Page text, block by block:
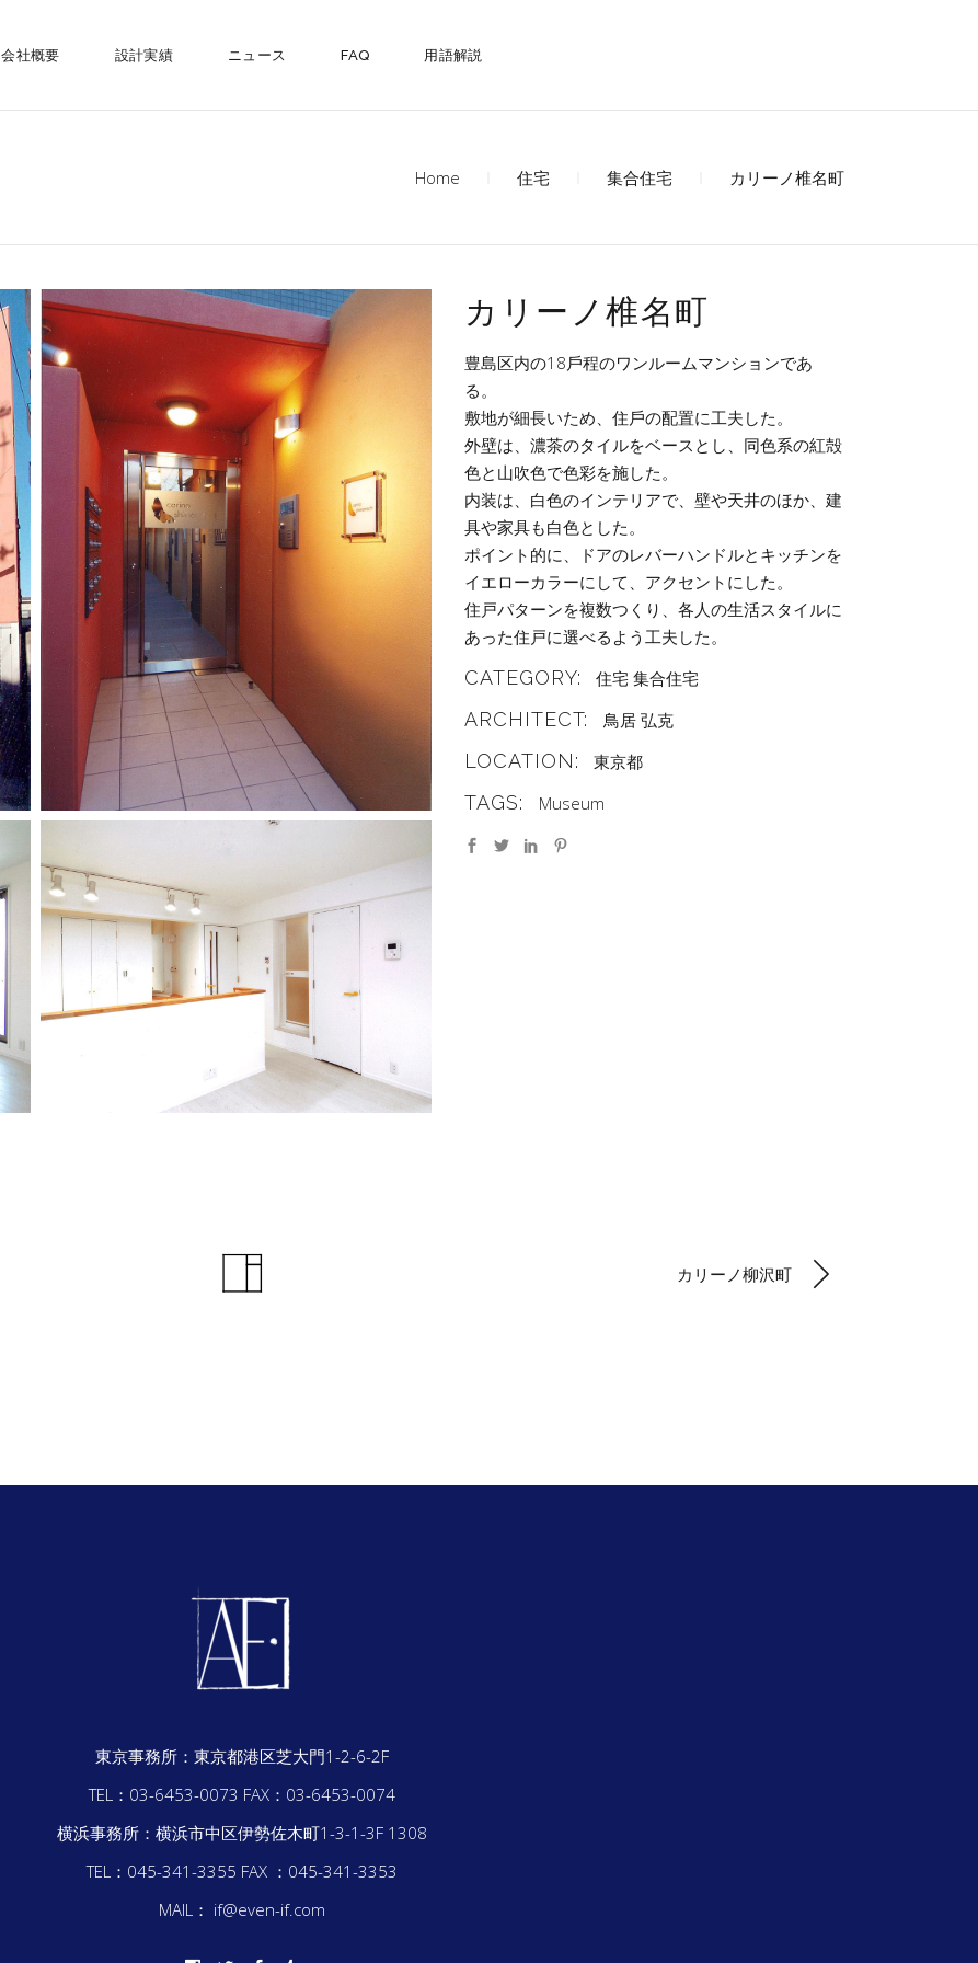
会社概要 設計実績 ニュース FAQ 用語解説
Home 住宅 集合住宅 カリーノ椎名町
カリーノ椎名町
豊島区内の18⼾程のワンルームマンションであ
る。
敷地が細⻑いため、住⼾の配置に⼯夫した。
外壁は、濃茶のタイルをベースとし、同⾊系の紅殻
⾊と⼭吹⾊で⾊彩を施した。
内装は、⽩⾊のインテリアで、壁や天井のほか、建
具や家具も⽩⾊とした。
ポイント的に、ドアのレバーハンドルとキッチンを
イエローカラーにして、アクセントにした。
住戸パターンを複数つくり、各人の生活スタイルに
あった住戸に選べるよう工夫した。
CATEGORY: 住宅 集合住宅
ARCHITECT: 鳥居 弘克
LOCATION: 東京都
TAGS: Museum
カリーノ柳沢町
東京事務所： 東京都港区芝大門1-2-6-2F
TEL：03-6453-0073 FAX：03-6453-0074
横浜事務所： 横浜市中区伊勢佐木町1-3-1-3F 1308
TEL：045-341-3355 FAX ：045-341-3353
MAIL： if@even-if.com